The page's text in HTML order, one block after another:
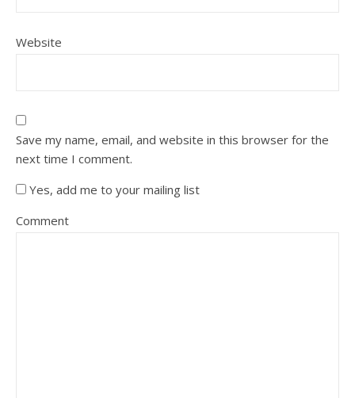
Website
Save my name, email, and website in this browser for the
next time I comment.
Yes, add me to your mailing list
Comment